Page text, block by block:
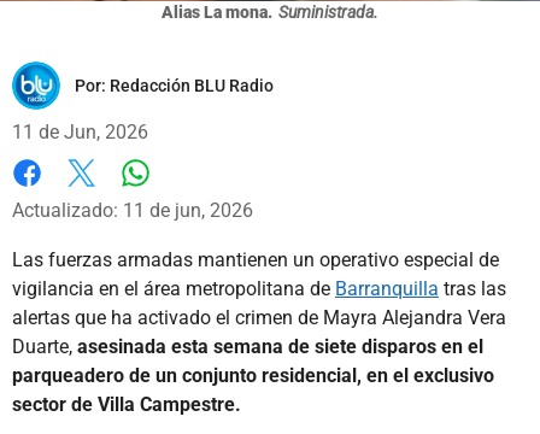
Alias La mona. Suministrada.
Por: Redacción BLU Radio
11 de Jun, 2026
Facebook
X
Actualizado: 11 de jun, 2026
Las fuerzas armadas mantienen un operativo especial de
vigilancia en el área metropolitana de Barranquilla tras las
alertas que ha activado el crimen de Mayra Alejandra Vera
Duarte, asesinada esta semana de siete disparos en el
parqueadero de un conjunto residencial, en el exclusivo
sector de Villa Campestre.